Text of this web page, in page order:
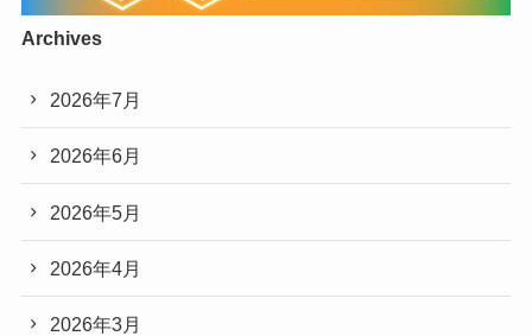
Archives
2026年7月
2026年6月
2026年5月
2026年4月
2026年3月